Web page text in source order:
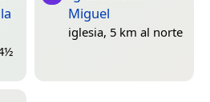
Miguel
iglesia, 5 km al norte